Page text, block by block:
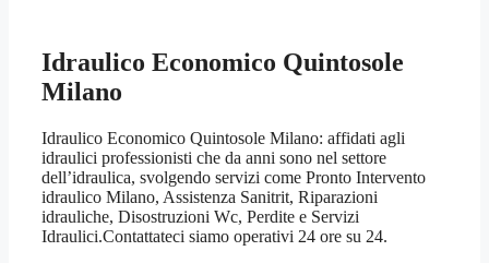
Idraulico Economico Quintosole
Milano
Idraulico Economico Quintosole Milano: affidati agli
idraulici professionisti che da anni sono nel settore
dell’idraulica, svolgendo servizi come Pronto Intervento
idraulico Milano, Assistenza Sanitrit, Riparazioni
idrauliche, Disostruzioni Wc, Perdite e Servizi
Idraulici.Contattateci siamo operativi 24 ore su 24.